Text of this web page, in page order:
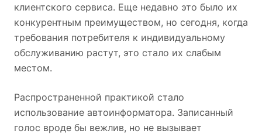
клиентского сервиса. Еще недавно это было их
конкурентным преимуществом, но сегодня, когда
требования потребителя к индивидуальному
обслуживанию растут, это стало их слабым
местом.
Распространенной практикой стало
использование автоинформатора. Записанный
голос вроде бы вежлив, но не вызывает